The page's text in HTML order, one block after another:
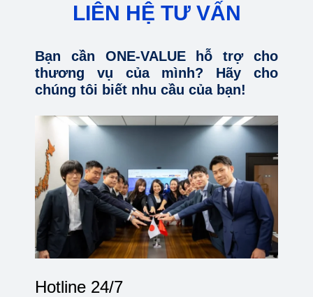
LIÊN HỆ TƯ VẤN
Bạn cần ONE-VALUE hỗ trợ cho
thương vụ của mình? Hãy cho
chúng tôi biết nhu cầu của bạn!
Hotline 24/7